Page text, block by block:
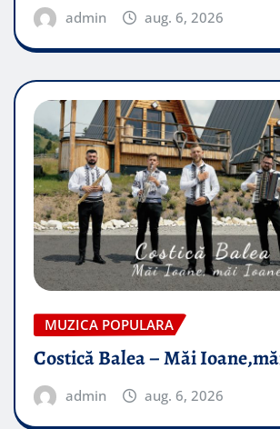
admin aug. 6, 2026
MUZICA POPULARA
Costică Balea – Măi
admin aug. 6, 2026